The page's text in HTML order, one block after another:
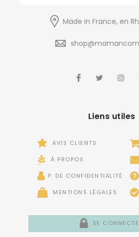
Made in France, en
Liens utiles
AVIS CLIENTS
À PROPOS
P. DE CONFIDENTIALITÉ
MENTIONS LÉGALES
SE